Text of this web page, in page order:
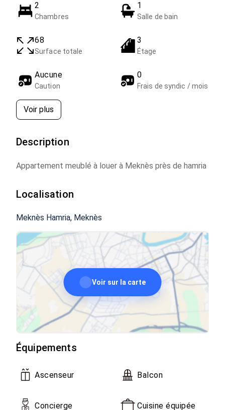
2
Chambres
1
Salle de bain
68
Surface totale
3
Étage
Aucune
Caution
0
Frais de syndic / mois
Voir plus
Description
Appartement meublé à louer à Meknès près de hamria
Localisation
Meknès Hamria, Meknès
Voir sur la carte
Équipements
Ascenseur Balcon
Concierge Cuisine équipée